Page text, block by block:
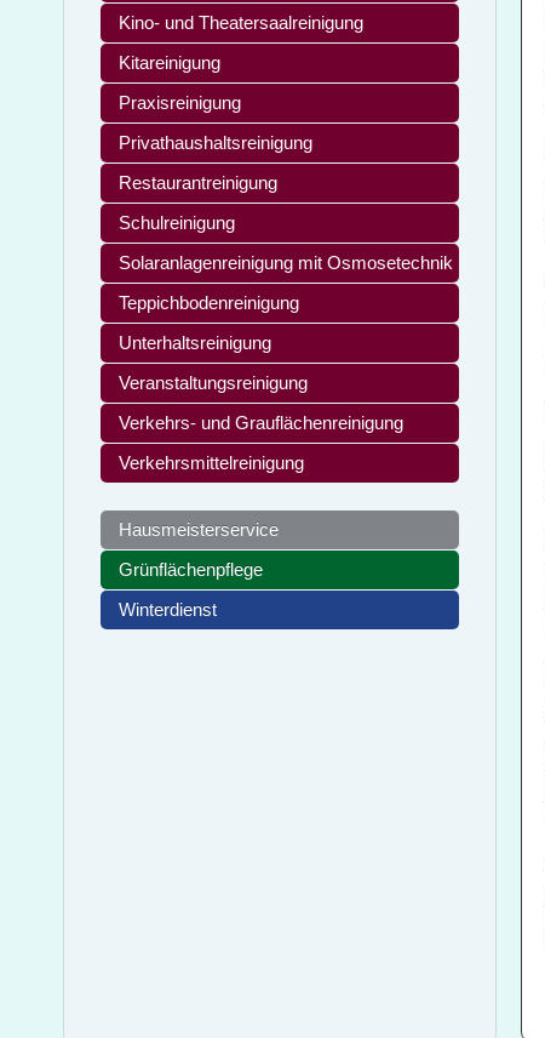
Kino- und Theatersaalreinigung
Kitareinigung
Praxisreinigung
Privathaushaltsreinigung
Restaurantreinigung
Schulreinigung
Solaranlagenreinigung mit Osmosetechnik
Teppichbodenreinigung
Unterhaltsreinigung
Veranstaltungsreinigung
Verkehrs- und Grauflächenreinigung
Verkehrsmittelreinigung
Hausmeisterservice
Grünflächenpflege
Winterdienst